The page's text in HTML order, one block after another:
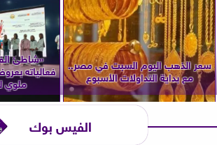
سعر الذهب اليوم السبت في مصر..
مع بداية التداولات الأسبوع
«شاطئ
فعالياته
ملوي
الفيس بوك